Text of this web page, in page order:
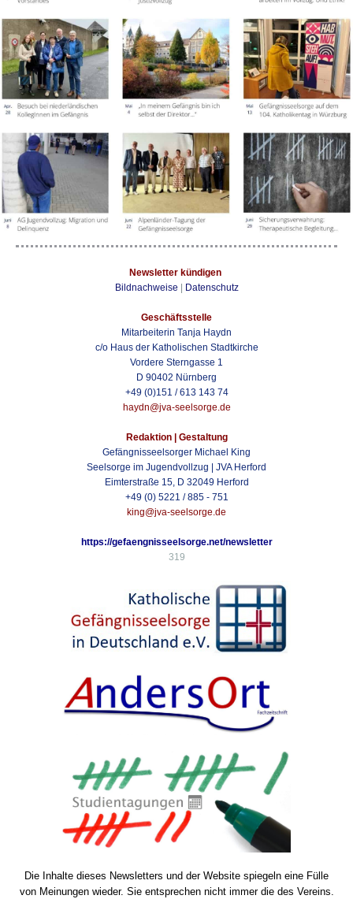
Newsletter kündigen
Bildnachweise
Datenschutz
Geschäftsstelle
Mitarbeiterin Tanja Haydn
c/o Haus der Katholischen Stadtkirche
Vordere Sterngasse 1
D 90402 Nürnberg
+49 (0)151 / 613 143 74
haydn@jva-seelsorge.de
Redaktion | Gestaltung
Gefängnisseelsorger Michael King
Seelsorge im Jugendvollzug | JVA Herford
Eimterstraße 15, D 32049 Herford
+49 (0) 5221 / 885 - 751
king@jva-seelsorge.de
https://gefaengnisseelsorge.net/newsletter
319
Die Inhalte dieses Newsletters und der Website spiegeln eine Fülle
von Meinungen wieder. Sie entsprechen nicht immer die des Vereins.